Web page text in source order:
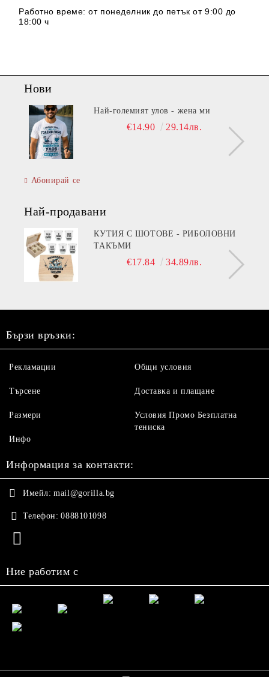
Работно време: от понеделник до петък от 9:00 до
18:00 ч
Нови
Най-големият улов - жена ми
€14.90 29.14лв.
Абонирай се
Най-продавани
КУТИЯ С ШОТОВЕ - РИБОЛОВНИ
ТАКЪМИ
€17.84 34.89лв.
Бързи връзки:
Рекламации
Търсене
Размери
Инфо
Общи условия
Доставка и плащане
Условия Промо Безплатна
тениска
Информация за контакти:
Имейл: mail@gorilla.bg
Телефон: 0888101098
Ние работим с